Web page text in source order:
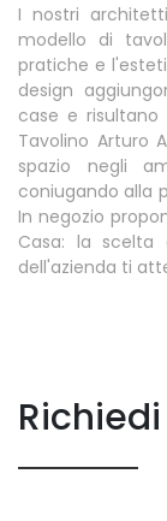
I nostri
modello di
pratiche e
design
case e
Tavolino Arturo
spazio negli
coniugando alla
In negozio
Casa: la scelta
dell'azienda ti